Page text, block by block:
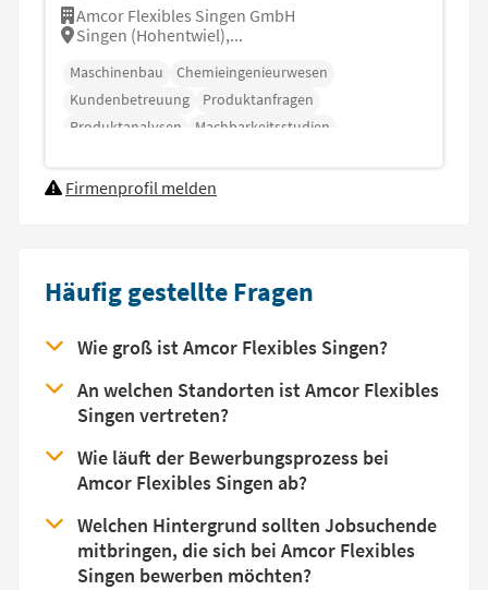
Amcor Flexibles Singen GmbH
Singen (Hohentwiel),...
Maschinenbau
Chemieingenieurwesen
Kundenbetreuung
Produktanfragen
Produktanalysen
Machbarkeitsstudien
Firmenprofil melden
Häufig gestellte Fragen
Wie groß ist Amcor Flexibles Singen?
An welchen Standorten ist Amcor Flexibles
Singen vertreten?
Wie läuft der Bewerbungsprozess bei
Amcor Flexibles Singen ab?
Welchen Hintergrund sollten Jobsuchende
mitbringen, die sich bei Amcor Flexibles
Singen bewerben möchten?